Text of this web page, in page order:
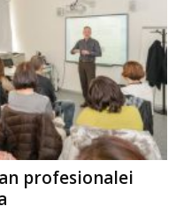
profesionalei